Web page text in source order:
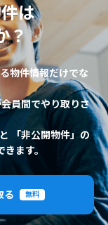
は
？
物件情報だけでな
員間でやり取りさ
「非公開物件」の
ます。
る 無料